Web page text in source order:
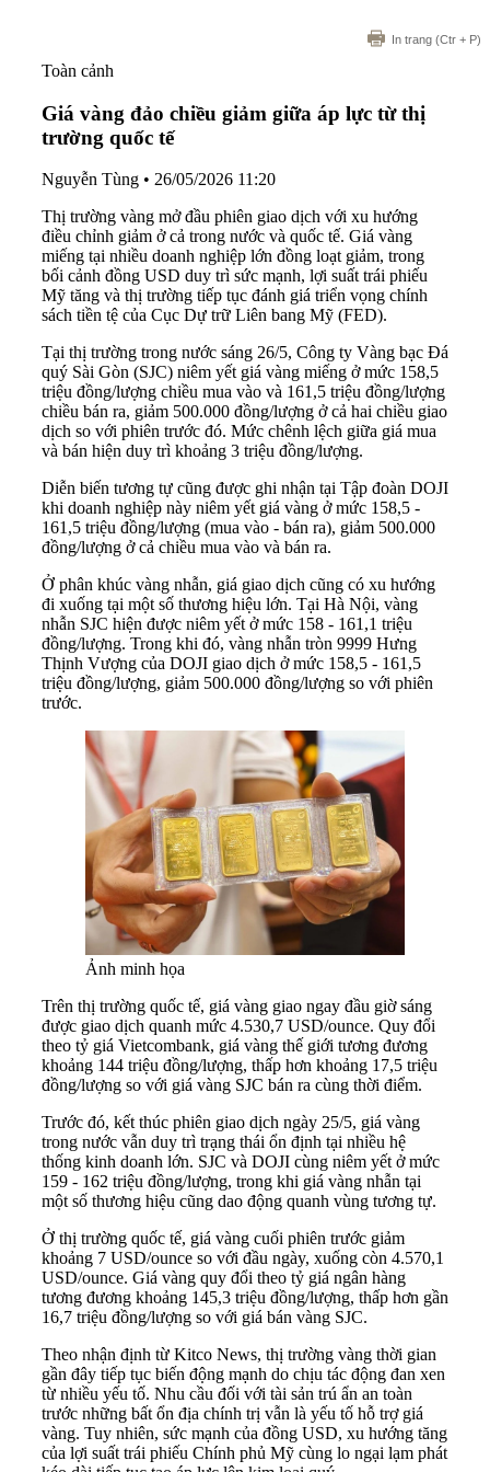
In trang (Ctr + P)
Toàn cảnh
Giá vàng đảo chiều giảm giữa áp lực từ thị
trường quốc tế
Nguyễn Tùng • 26/05/2026 11:20
Thị trường vàng mở đầu phiên giao dịch với xu hướng
điều chỉnh giảm ở cả trong nước và quốc tế. Giá vàng
miếng tại nhiều doanh nghiệp lớn đồng loạt giảm, trong
bối cảnh đồng USD duy trì sức mạnh, lợi suất trái phiếu
Mỹ tăng và thị trường tiếp tục đánh giá triển vọng chính
sách tiền tệ của Cục Dự trữ Liên bang Mỹ (FED).
Tại thị trường trong nước sáng 26/5, Công ty Vàng bạc Đá
quý Sài Gòn (SJC) niêm yết giá vàng miếng ở mức 158,5
triệu đồng/lượng chiều mua vào và 161,5 triệu đồng/lượng
chiều bán ra, giảm 500.000 đồng/lượng ở cả hai chiều giao
dịch so với phiên trước đó. Mức chênh lệch giữa giá mua
và bán hiện duy trì khoảng 3 triệu đồng/lượng.
Diễn biến tương tự cũng được ghi nhận tại Tập đoàn DOJI
khi doanh nghiệp này niêm yết giá vàng ở mức 158,5 -
161,5 triệu đồng/lượng (mua vào - bán ra), giảm 500.000
đồng/lượng ở cả chiều mua vào và bán ra.
Ở phân khúc vàng nhẫn, giá giao dịch cũng có xu hướng
đi xuống tại một số thương hiệu lớn. Tại Hà Nội, vàng
nhẫn SJC hiện được niêm yết ở mức 158 - 161,1 triệu
đồng/lượng. Trong khi đó, vàng nhẫn tròn 9999 Hưng
Thịnh Vượng của DOJI giao dịch ở mức 158,5 - 161,5
triệu đồng/lượng, giảm 500.000 đồng/lượng so với phiên
trước.
Ảnh minh họa
Trên thị trường quốc tế, giá vàng giao ngay đầu giờ sáng
được giao dịch quanh mức 4.530,7 USD/ounce. Quy đổi
theo tỷ giá Vietcombank, giá vàng thế giới tương đương
khoảng 144 triệu đồng/lượng, thấp hơn khoảng 17,5 triệu
đồng/lượng so với giá vàng SJC bán ra cùng thời điểm.
Trước đó, kết thúc phiên giao dịch ngày 25/5, giá vàng
trong nước vẫn duy trì trạng thái ổn định tại nhiều hệ
thống kinh doanh lớn. SJC và DOJI cùng niêm yết ở mức
159 - 162 triệu đồng/lượng, trong khi giá vàng nhẫn tại
một số thương hiệu cũng dao động quanh vùng tương tự.
Ở thị trường quốc tế, giá vàng cuối phiên trước giảm
khoảng 7 USD/ounce so với đầu ngày, xuống còn 4.570,1
USD/ounce. Giá vàng quy đổi theo tỷ giá ngân hàng
tương đương khoảng 145,3 triệu đồng/lượng, thấp hơn gần
16,7 triệu đồng/lượng so với giá bán vàng SJC.
Theo nhận định từ Kitco News, thị trường vàng thời gian
gần đây tiếp tục biến động mạnh do chịu tác động đan xen
từ nhiều yếu tố. Nhu cầu đối với tài sản trú ẩn an toàn
trước những bất ổn địa chính trị vẫn là yếu tố hỗ trợ giá
vàng. Tuy nhiên, sức mạnh của đồng USD, xu hướng tăng
của lợi suất trái phiếu Chính phủ Mỹ cùng lo ngại lạm phát